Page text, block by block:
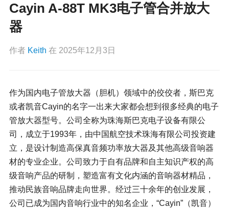
Cayin A-88T MK3电子管合并放大
器
作者 Keith 在 2025年12月3日
作为国内电子管放大器（胆机）领域中的佼佼者，斯巴克
或者凯音Cayin的名字一出来大家都会想到很多经典的电子
管放大器型号。公司全称为珠海斯巴克电子设备有限公
司，成立于1993年，由中国航空技术珠海有限公司投资建
立，是设计制造高保真音频功率放大器及其他高级音响器
材的专业企业。公司致力于自有品牌和自主知识产权的高
级音响产品的研制，塑造富有文化内涵的音响器材精品，
推动民族音响品牌走向世界。经过三十余年的创业发展，
公司已成为国内音响行业中的知名企业，“Cayin”（凯音）